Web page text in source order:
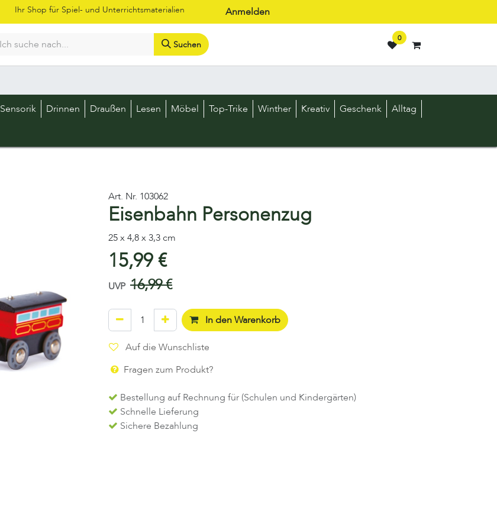
Ihr Shop für Spiel- und Unterrichtsmaterialien Anmelden
Suchen
0
Sensorik Drinnen Draußen Lesen Möbel Top-Trike Winther Kreativ Geschenk
Alltag
Art. Nr. 103062
Eisenbahn Personenzug
25 x 4,8 x 3,3 cm
15,99€
UVP 16,99€
In den Warenkorb
Auf die Wunschliste
Fragen zum Produkt?
Bestellung auf Rechnung für (Schulen und Kindergärten)
Schnelle Lieferung
Sichere Bezahlung